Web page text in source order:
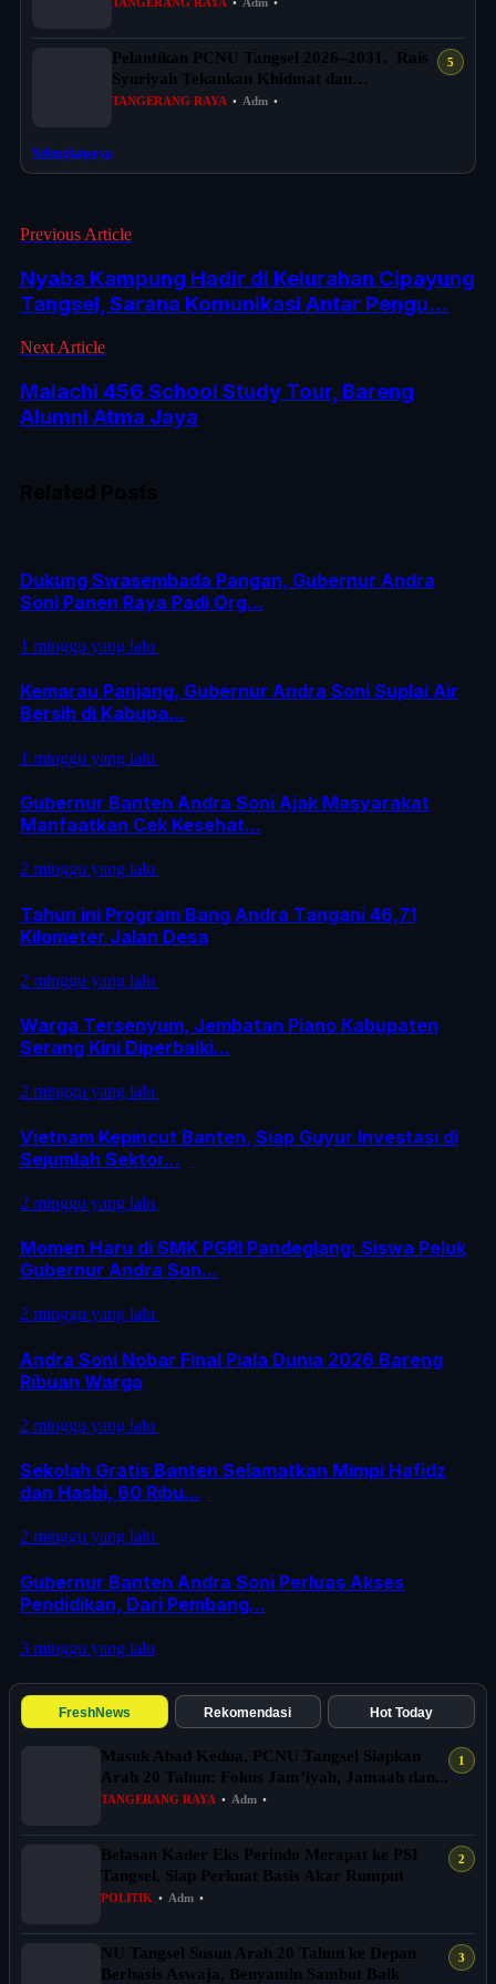
Pelantikan PCNU Tangsel 2026–2031, Rais
Syuriyah Tekankan Khidmat dan
Persatuan...
TANGERANG RAYA • Adm •
Selengkapnya
Previous Article
Nyaba Kampung Hadir di Kelurahan Cipayung
Tangsel, Sarana Komunikasi Antar Pengu...
Next Article
Malachi 456 School Study Tour, Bareng
Alumni Atma Jaya
Dukung Swasembada Pangan, Gubernur Andra
Soni Panen Raya Padi Org...
1 minggu yang lalu
Kemarau Panjang, Gubernur Andra Soni Suplai Air
Bersih di Kabupa...
1 minggu yang lalu
Gubernur Banten Andra Soni Ajak Masyarakat
Manfaatkan Cek Kesehat...
2 minggu yang lalu
Tahun ini Program Bang Andra Tangani 46,71
Kilometer Jalan Desa
2 minggu yang lalu
Warga Tersenyum, Jembatan Piano Kabupaten
Serang Kini Diperbaiki...
2 minggu yang lalu
Vietnam Kepincut Banten, Siap Guyur Investasi di
Sejumlah Sektor...
2 minggu yang lalu
Momen Haru di SMK PGRI Pandeglang: Siswa Peluk
Gubernur Andra Son...
2 minggu yang lalu
Andra Soni Nobar Final Piala Dunia 2026 Bareng
Ribuan Warga
2 minggu yang lalu
Sekolah Gratis Banten Selamatkan Mimpi Hafidz
dan Hasbi, 60 Ribu...
2 minggu yang lalu
Gubernur Banten Andra Soni Perluas Akses
Pendidikan, Dari Pembang...
3 minggu yang lalu
FreshNews Rekomendasi Hot Today
Masuk Abad Kedua, PCNU Tangsel Siapkan
Arah 20 Tahun: Fokus Jam’iyah, Jamaah dan...
TANGERANG RAYA • Adm •
Belasan Kader Eks Perindo Merapat ke PSI
Tangsel, Siap Perkuat Basis Akar Rumput
POLITIK • Adm •
NU Tangsel Susun Arah 20 Tahun ke Depan
Berbasis Aswaja, Benyamin Sambut Baik